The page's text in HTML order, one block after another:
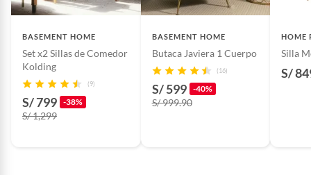
Profundidad 50 cm
Tipo Diseño
Licores y cigarros electrónicos.
BASEMENT HOME
Set x2 Sillas de Comedor
Kolding
(9)
S/ 799 -38%
S/ 1,299
BASEMENT HOME
Butaca Javiera 1 Cuerpo
(16)
S/ 599 -40%
S/ 999.90
HOME
Silla
S/